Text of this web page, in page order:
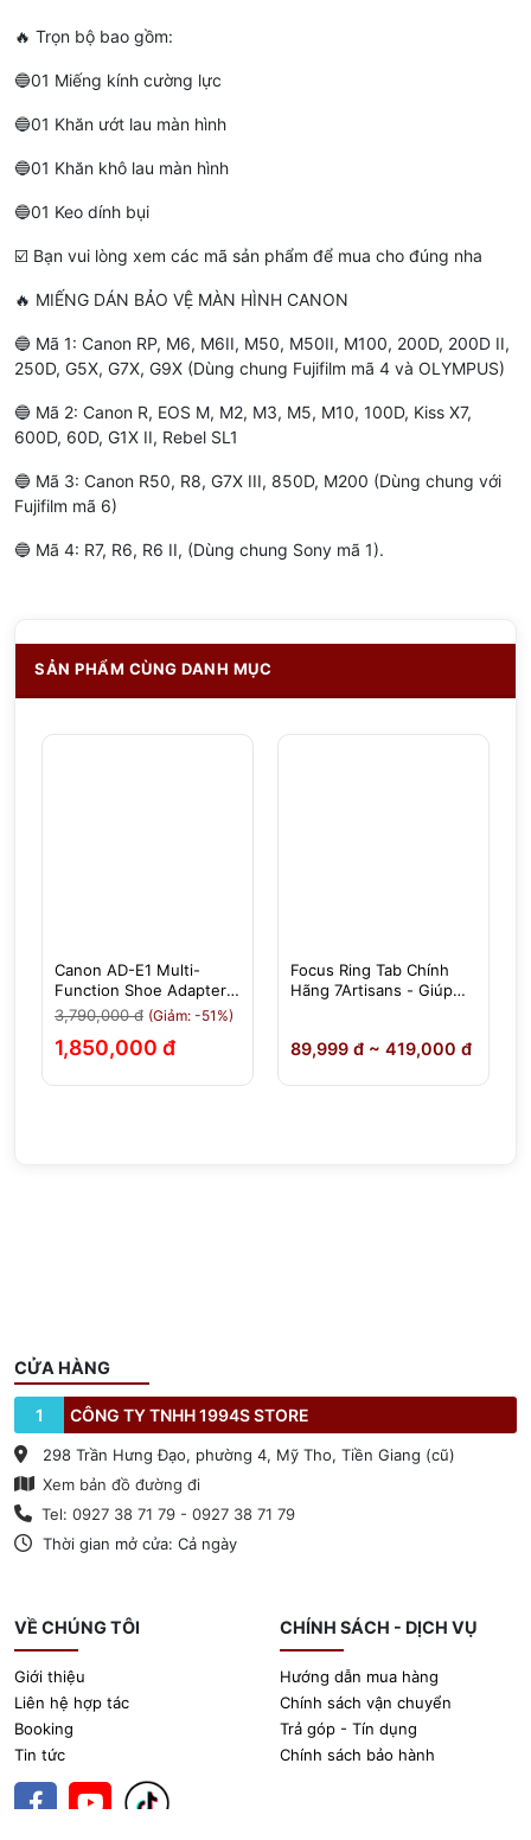
🔥 Trọn bộ bao gồm:
🔵01 Miếng kính cường lực
🔵01 Khăn ướt lau màn hình
🔵01 Khăn khô lau màn hình
🔵01 Keo dính bụi
☑️ Bạn vui lòng xem các mã sản phẩm để mua cho đúng nha
🔥 MIẾNG DÁN BẢO VỆ MÀN HÌNH CANON
🔵 Mã 1: Canon RP, M6, M6II, M50, M50II, M100, 200D, 200D II,
250D, G5X, G7X, G9X (Dùng chung Fujifilm mã 4 và OLYMPUS)
🔵 Mã 2: Canon R, EOS M, M2, M3, M5, M10, 100D, Kiss X7,
600D, 60D, G1X II, Rebel SL1
🔵 Mã 3: Canon R50, R8, G7X III, 850D, M200 (Dùng chung với
Fujifilm mã 6)
🔵 Mã 4: R7, R6, R6 II, (Dùng chung Sony mã 1).
SẢN PHẨM CÙNG DANH MỤC
Canon AD-E1 Multi-
Function Shoe Adapter -
Chính Hãng
3,790,000 đ (Giảm: -51%)
1,850,000 đ
Focus Ring Tab Chính
Hãng 7Artisans - Giúp
89,999 đ ~ 419,000 đ
CỬA HÀNG
1 CÔNG TY TNHH 1994S STORE
298 Trần Hưng Đạo, phường 4, Mỹ Tho, Tiền Giang (cũ)
Xem bản đồ đường đi
Tel: 0927 38 71 79 - 0927 38 71 79
Thời gian mở cửa: Cả ngày
VỀ CHÚNG TÔI
Giới thiệu
Liên hệ hợp tác
Booking
Tin tức
CHÍNH SÁCH - DỊCH VỤ
Hướng dẫn mua hàng
Chính sách vận chuyển
Trả góp - Tín dụng
Chính sách bảo hành